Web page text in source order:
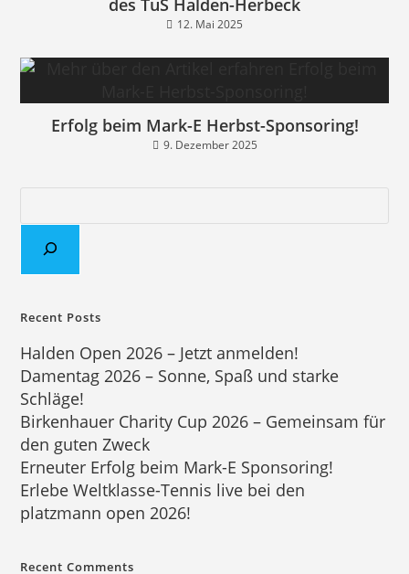
des TuS Halden-Herbeck
12. Mai 2025
Erfolg beim Mark-E Herbst-Sponsoring!
9. Dezember 2025
Recent Posts
Halden Open 2026 – Jetzt anmelden!
Damentag 2026 – Sonne, Spaß und starke
Schläge!
Birkenhauer Charity Cup 2026 – Gemeinsam für
den guten Zweck
Erneuter Erfolg beim Mark-E Sponsoring!
Erlebe Weltklasse-Tennis live bei den
platzmann open 2026!
Recent Comments